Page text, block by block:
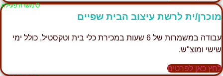
Ο משרה פעילה
מוכרן/ית לרשת עיצוב הבית שפיים
עבודה במשמרות של 6 שעות במכירת כלי בית וטקסטיל, כולל ימי
שישי ומוצ"ש.
לחץ כאן לפרטים